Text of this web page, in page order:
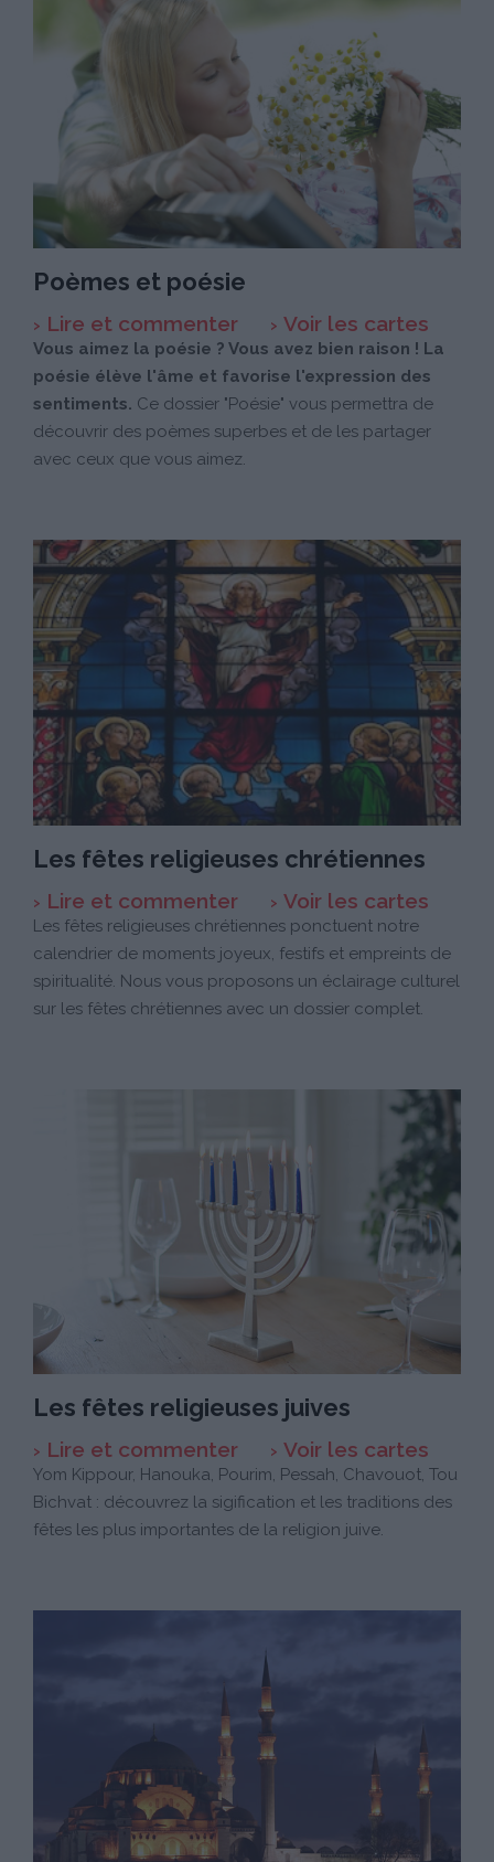
Poèmes et poésie
Lire et commenter Voir les cartes
Vous aimez la poésie ? Vous avez bien raison ! La
poésie élève l'âme et favorise l'expression des
sentiments. Ce dossier "Poésie" vous permettra de
découvrir des poèmes superbes et de les partager
avec ceux que vous aimez.
Les fêtes religieuses chrétiennes
Lire et commenter Voir les cartes
Les fêtes religieuses chrétiennes ponctuent notre
calendrier de moments joyeux, festifs et empreints de
spiritualité. Nous vous proposons un éclairage culturel
sur les fêtes chrétiennes avec un dossier complet.
Les fêtes religieuses juives
Lire et commenter Voir les cartes
Yom Kippour, Hanouka, Pourim, Pessah, Chavouot, Tou
Bichvat : découvrez la sigification et les traditions des
fêtes les plus importantes de la religion juive.